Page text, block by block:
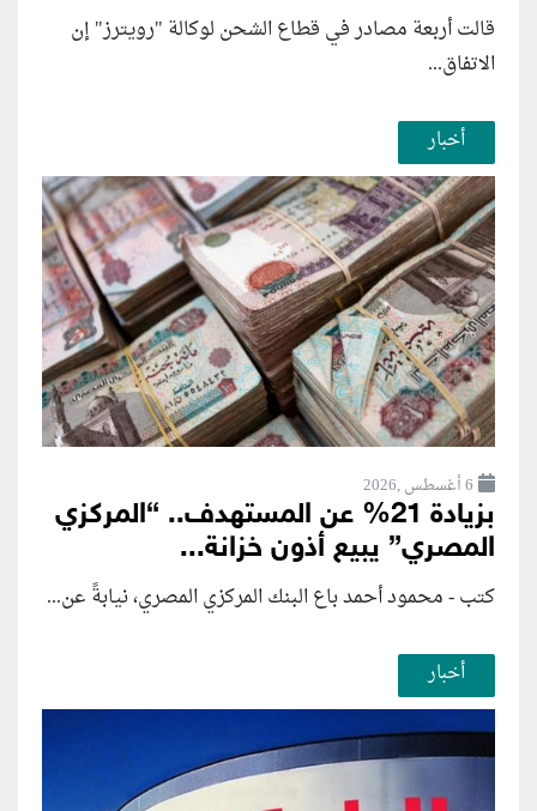
قالت أربعة مصادر في قطاع الشحن لوكالة "رويترز" إن
الاتفاق...
أخبار
6 أغسطس ,2026
بزيادة 21% عن المستهدف.. “المركزي
المصري” يبيع أذون خزانة...
كتب - محمود أحمد باع البنك المركزي المصري، نيابةً عن...
أخبار